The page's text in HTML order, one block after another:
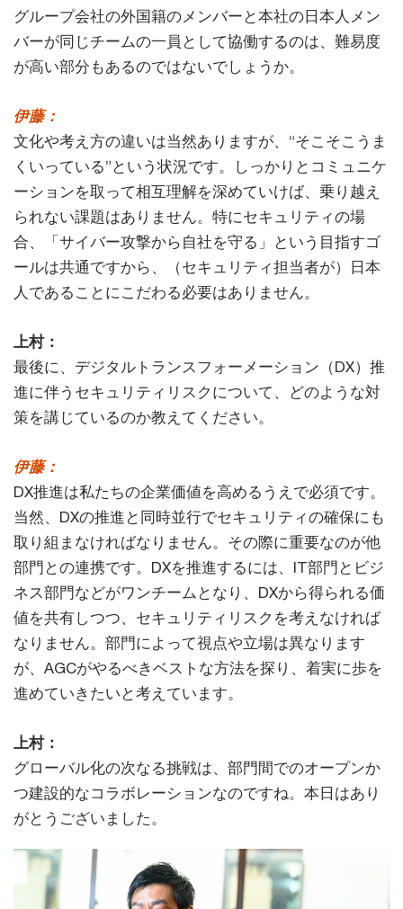
グループ会社の外国籍のメンバーと本社の日本人メン
バーが同じチームの一員として協働するのは、難易度
が高い部分もあるのではないでしょうか。
伊藤：
文化や考え方の違いは当然ありますが、“そこそこうま
くいっている”という状況です。しっかりとコミュニケ
ーションを取って相互理解を深めていけば、乗り越え
られない課題はありません。特にセキュリティの場
合、「サイバー攻撃から自社を守る」という目指すゴ
ールは共通ですから、（セキュリティ担当者が）日本
人であることにこだわる必要はありません。
上村：
最後に、デジタルトランスフォーメーション（DX）推
進に伴うセキュリティリスクについて、どのような対
策を講じているのか教えてください。
伊藤：
DX推進は私たちの企業価値を高めるうえで必須です。
当然、DXの推進と同時並行でセキュリティの確保にも
取り組まなければなりません。その際に重要なのが他
部門との連携です。DXを推進するには、IT部門とビジ
ネス部門などがワンチームとなり、DXから得られる価
値を共有しつつ、セキュリティリスクを考えなければ
なりません。部門によって視点や立場は異なります
が、AGCがやるべきベストな方法を探り、着実に歩を
進めていきたいと考えています。
上村：
グローバル化の次なる挑戦は、部門間でのオープンか
つ建設的なコラボレーションなのですね。本日はあり
がとうございました。